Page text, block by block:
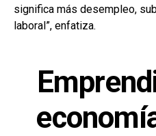
significa más desempleo,
laboral”, enfatiza.